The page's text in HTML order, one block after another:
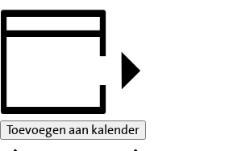
Toevoegen aan kalender